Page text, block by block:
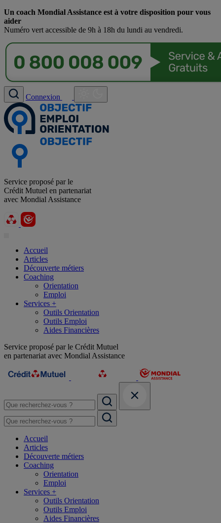
Un coach Mondial Assistance est à votre disposition pour vous
aider
Numéro vert accessible de 9h à 18h du lundi au vendredi.
Connexion
Service proposé par le
Crédit Mutuel en partenariat
avec Mondial Assistance
Accueil
Articles
Découverte métiers
Coaching
Orientation
Emploi
Services +
Outils Orientation
Outils Emploi
Aides Financières
Service proposé par le Crédit Mutuel
en partenariat avec Mondial Assistance
Accueil
Articles
Découverte métiers
Coaching
Orientation
Emploi
Services +
Outils Orientation
Outils Emploi
Aides Financières